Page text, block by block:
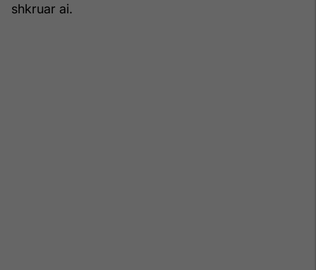
shkruar ai.